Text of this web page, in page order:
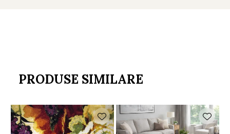
PRODUSE SIMILARE